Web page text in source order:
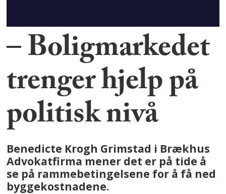
– Boligmarkedet
trenger hjelp på
politisk nivå
Benedicte Krogh Grimstad i Brækhus
Advokatfirma mener det er på tide å
se på rammebetingelsene for å få ned
byggekostnadene.